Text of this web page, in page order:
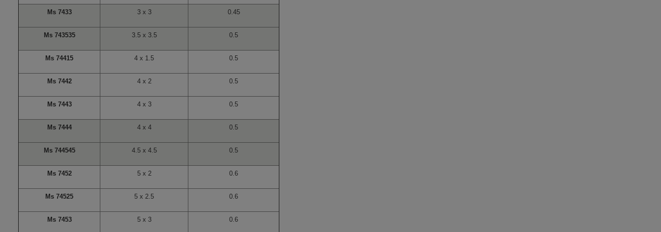
Ms 7433 3 x 3 0.45
Ms 743535 3.5 x 3.5 0.5
Ms 74415 4 x 1.5 0.5
Ms 7442 4 x 2 0.5
Ms 7443 4 x 3 0.5
Ms 7444 4 x 4 0.5
Ms 744545 4.5 x 4.5 0.5
Ms 7452 5 x 2 0.6
Ms 74525 5 x 2.5 0.6
Ms 7453 5 x 3 0.6